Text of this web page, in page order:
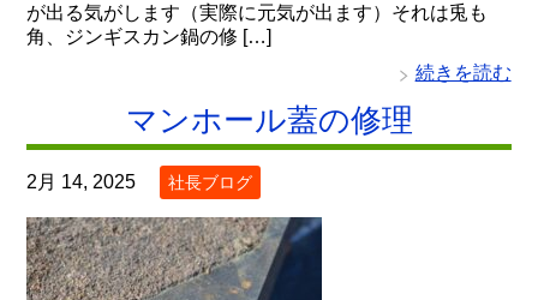
が出る気がします（実際に元気が出ます）それは兎も
角、ジンギスカン鍋の修 […]
続きを読む
マンホール蓋の修理
2月 14, 2025 社長ブログ